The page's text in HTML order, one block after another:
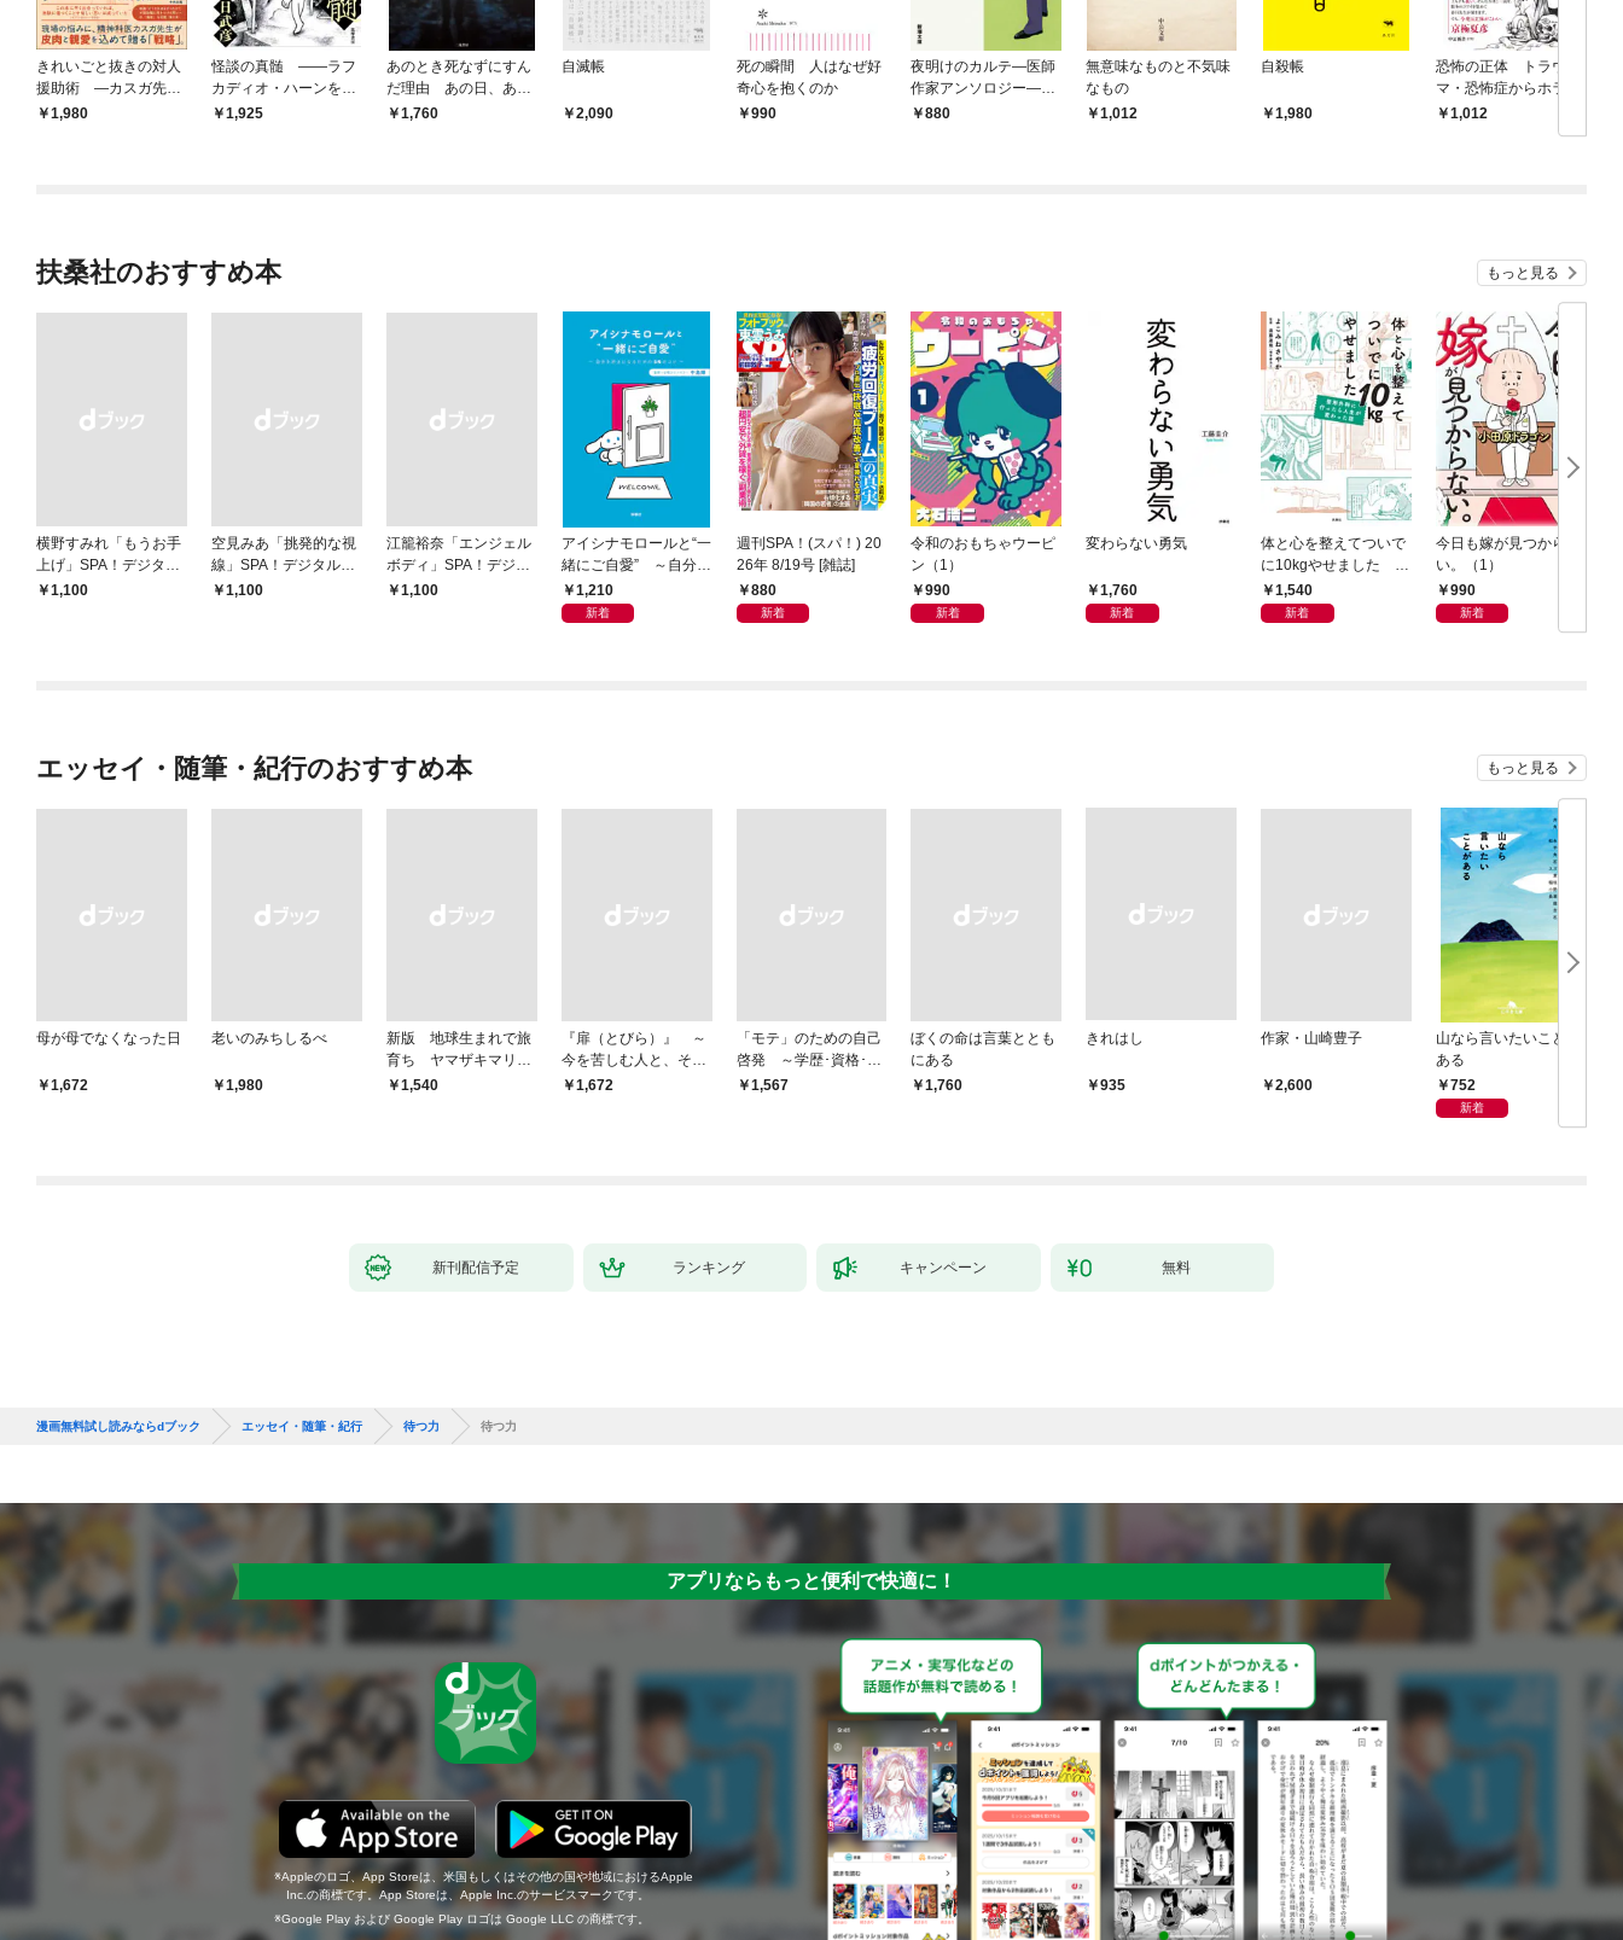
きれいごと抜きの対人
援助術 ―カスガ先
生、この「詰んだ」状
1,980
怪談の真髄 ――ラフ
カディオ・ハーンを読
みなおす
1,925
あのとき死なずにすん
だ理由 あの日、あの
とき、あの場所で感じ
1,760
自滅帳
2,090
死の瞬間 人はなぜ好
奇心を抱くのか
990
夜明けのカルテ—医師
作家アンソロジー—
（新潮文庫）
880
無意味なものと不気味
なもの
1,012
自殺帳
1,980
恐怖の正体 トラウ
マ・恐怖症からホラー
まで1,012
扶桑社のおすすめ本 もっと見る
横野すみれ「もうお手
上げ」SPA！デジタル
写真集
￥1,100
空見みあ「挑発的な視
線」SPA！デジタル写
真集
￥1,100
江籠裕奈「エンジェル
ボディ」SPA！デジタ
ル写真集
￥1,100
アイシナモロールと“一
緒にご自愛” ～自分を
好きになるための56の
コツ～
1,210
新着
週刊SPA！(スパ！) 20
26年 8/19号 [雑誌]
880
新着
令和のおもちゃウーピ
ン（1）
990
新着
変わらない勇気
1,760
新着
体と心を整えてついで
に10kgやせました 整
形外科に行ったら人生
が変わった話
1,540
新着
今日も嫁が見つからな
い。（1）
990
新着
エッセイ・随筆・紀行のおすすめ本 もっと見る
母が母でなくなった日
￥1,672
老いのみちしるべ
￥1,980
新版 地球生まれで旅
育ち ヤマザキマリ流
人生論
￥1,540
『扉（とびら）』 ～
今を苦しむ人と、その
ご家族、そして「あな
￥1,672
「モテ」のための自己
啓発 ～学歴･資格･音
楽･スポーツ･身長･整
￥1,567
ぼくの命は言葉ととも
にある
￥1,760
きれはし
￥935
作家・山崎豊子
￥2,600
山なら言いたいことが
ある
752
新着
新刊配信予定 ランキング キャンペーン 無料
漫画無料試し読みならdブック エッセイ・随筆・紀行 待つ力 待つ力
アプリならもっと便利で快適に！
Appleのロゴ、App Storeは、米国もしくはその他の国や地域におけるApple
Inc.の商標です。App Storeは、Apple Inc.のサービスマークです。
Google Play および Google Play ロゴは Google LLC の商標です。